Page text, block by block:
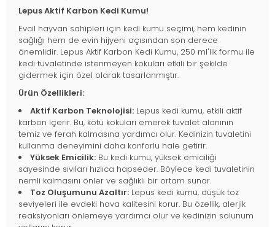
Lepus Aktif Karbon Kedi Kumu!
Evcil hayvan sahipleri için kedi kumu seçimi, hem kedinin
sağlığı hem de evin hijyeni açısından son derece
önemlidir. Lepus Aktif Karbon Kedi Kumu, 250 ml'lik formu ile
kedi tuvaletinde istenmeyen kokuları etkili bir şekilde
gidermek için özel olarak tasarlanmıştır.
Ürün Özellikleri:
Aktif Karbon Teknolojisi: Lepus kedi kumu, etkili aktif
karbon içerir. Bu, kötü kokuları emerek tuvalet alanının
temiz ve ferah kalmasına yardımcı olur. Kedinizin tuvaletini
kullanma deneyimini daha konforlu hale getirir.
Yüksek Emicilik: Bu kedi kumu, yüksek emiciliği
sayesinde sıvıları hızlıca hapseder. Böylece kedi tuvaletinin
nemli kalmasını önler ve sağlıklı bir ortam sunar.
Toz Oluşumunu Azaltır: Lepus kedi kumu, düşük toz
seviyeleri ile evdeki hava kalitesini korur. Bu özellik, alerjik
reaksiyonları önlemeye yardımcı olur ve kedinizin solunum